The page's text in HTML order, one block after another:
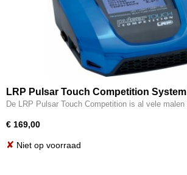
LRP Pulsar Touch Competition
De LRP Pulsar Touch Competition is al vele
€ 169,00
✘ Niet op voorraad